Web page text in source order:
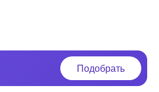
Подобрать